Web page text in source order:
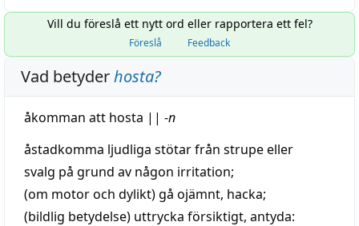
Vill du föreslå ett nytt ord eller rapportera ett fel?
Föreslå Feedback
Vad betyderhosta?
åkomman att hosta || -n
åstadkomma ljudliga stötar från strupeeller
svalg på grund av någon irritation;
(om motoroch dylikt) gå ojämnt, hacka;
(bildlig betydelse) uttrycka försiktigt, antyda: